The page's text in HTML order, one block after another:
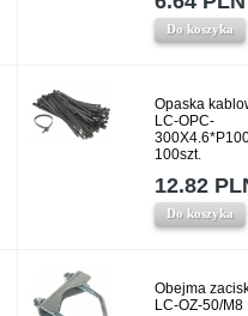
Do koszyka
Opaska
LC-OPC-
100szt.
12.82
Do koszyka
Obejma
LC-OZ-50/M8